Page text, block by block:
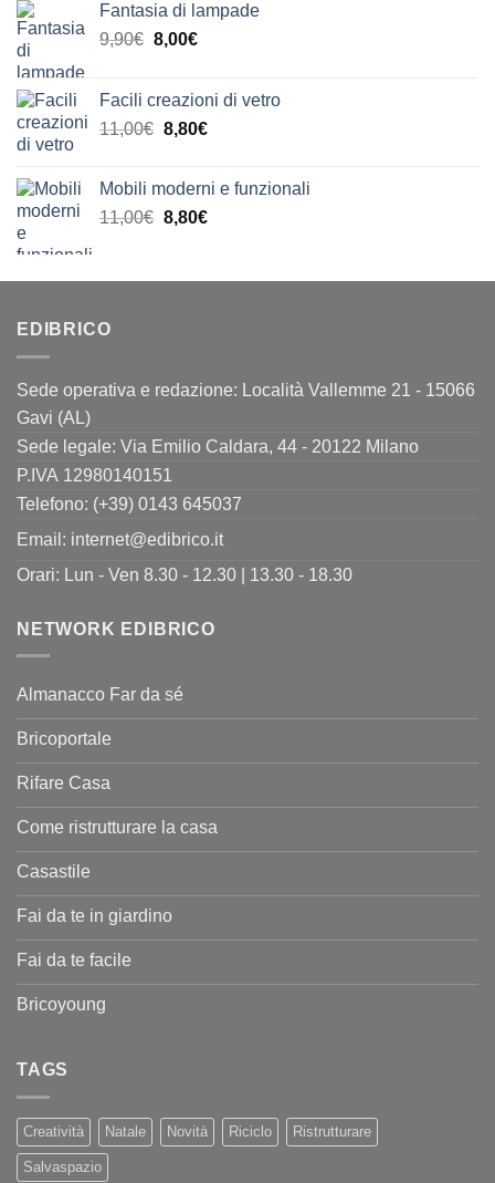
Fantasia di lampade
9,90€ Il
era:
9,90€.
8,00€Il
è:
8,00€.
Facili creazioni di vetro
11,00€ Il
era:
11,00€.
8,80€Il
è:
8,80€.
Mobili moderni e funzionali
11,00€ Il
era:
8,80€Il
è:
EDIBRICO
Sede operativa e redazione: Località Vallemme 21 - 15066
Gavi (AL)
Sede legale: Via Emilio Caldara, 44 - 20122 Milano
P.IVA 12980140151
Telefono: (+39) 0143 645037
Email: internet@edibrico.it
Orari: Lun - Ven 8.30 - 12.30 | 13.30 - 18.30
NETWORK EDIBRICO
Almanacco Far da sé
Bricoportale
Rifare Casa
Come ristrutturare la casa
Casastile
Fai da te in giardino
Fai da te facile
Bricoyoung
TAGS
Creatività Natale Novità Riciclo Ristrutturare
Salvaspazio